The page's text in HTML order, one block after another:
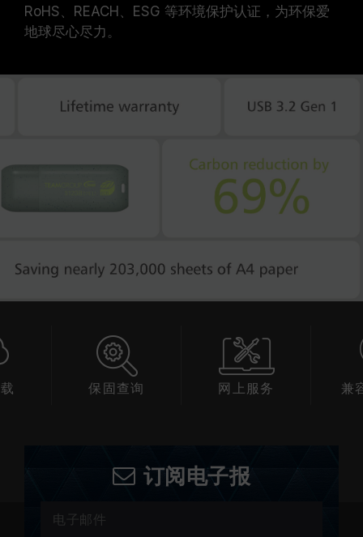
RoHS、REACH、ESG 等环境保护认证，为环保爱
地球尽心尽力。
保固查询 网上服务 兼
订阅电子报